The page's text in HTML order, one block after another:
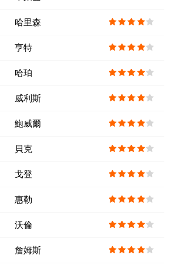
哈里森
亨特
哈珀
威利斯
鮑威爾
貝克
戈登
惠勒
沃倫
詹姆斯